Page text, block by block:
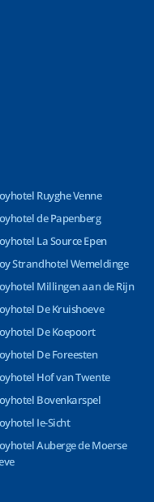
Ruyghe Venne
de Papenberg
La Source Epen
Strandhotel Wemeldinge
Millingen aan de Rijn
De Kruishoeve
De Koepoort
De Foreesten
Hof van Twente
Bovenkarspel
Ie-Sicht
Auberge de Moerse